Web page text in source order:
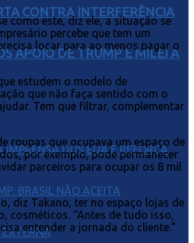
CONTRA INTERFERÊNCIA
APOIO DE TRUMP E MILEI A
como este, diz ele, a situação se
percebe que tem um
locar para ao menos pagar o
estudem o modelo de
que não faça sentido com o
Tem que filtrar, complementar
roupas que ocupava um espaço de
por exemplo, pode permanecer
parceiros para ocupar os 8 mil
diz Takano, ter no espaço lojas de
cosméticos. “Antes de tudo isso,
entender a jornada do cliente.”